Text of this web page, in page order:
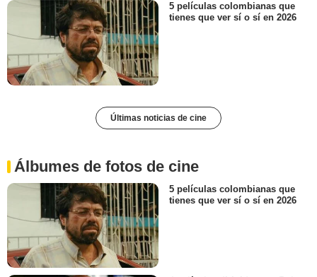
5 películas colombianas que
tienes que ver sí o sí en 2026
Últimas noticias de cine
Álbumes de fotos de cine
5 películas colombianas que
tienes que ver sí o sí en 2026